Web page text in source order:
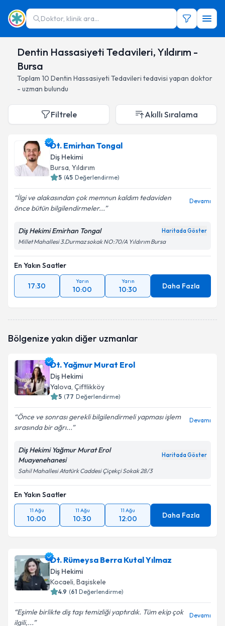
Doktor, klinik ara...
Dentin Hassasiyeti Tedavileri, Yıldırım -
Bursa
Toplam 10 Dentin Hassasiyeti Tedavileri tedavisi yapan doktor
- uzman bulundu
Filtrele Akıllı Sıralama
Dt. Emirhan Tongal
Diş Hekimi
Bursa, Yıldırım
5 (45 Değerlendirme)
İlgi ve alakasından çok memnun kaldım tedaviden
önce bütün bilgilendirmeler...
Devamı
Diş Hekimi Emirhan Tongal Haritada Göster
Millet Mahallesi 3.Durmaz sokak NO:70/A Yıldırım Bursa
En Yakın Saatler
17:30
Yarın
10:00
Yarın
10:30 Daha Fazla
Bölgenize yakın diğer uzmanlar
Dt. Yağmur Murat Erol
Diş Hekimi
Yalova, Çiftlikköy
5 (77 Değerlendirme)
Önce ve sonrası gerekli bilgilendirmeli yapması işlem
sırasında bir ağrı...
Devamı
Diş Hekimi Yağmur Murat Erol
Muayenehanesi
Haritada Göster
Sahil Mahallesi Atatürk Caddesi Çiçekçi Sokak 28/3
En Yakın Saatler
11 Ağu
10:00
11 Ağu
10:30
11 Ağu
12:00 Daha Fazla
Dt. Rümeysa Berra Kutal Yılmaz
Diş Hekimi
Kocaeli, Başiskele
4.9 (61 Değerlendirme)
Eşimle birlikte diş taşı temizliği yaptırdık. Tüm ekip çok
ilgili,...
Devamı